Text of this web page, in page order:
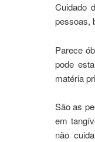
Cuidado
pessoas,
Parece
pode
matéria
São as
em
não